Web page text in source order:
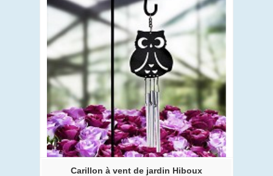
Carillon à vent de jardin Hiboux